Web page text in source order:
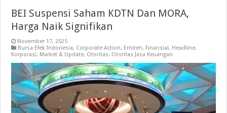
BEI Suspensi Saham KDTN Dan MORA,
Harga Naik Signifikan
November 17, 2025
Bursa Efek Indonesia, Corporate Action, Emiten, Finansial, Headline,
Korporasi, Market & Update, Otoritas, Otoritas Jasa Keuangan